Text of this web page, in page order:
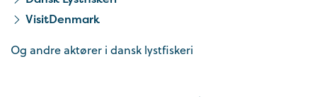
VisitDenmark
Og andre aktører i dansk lystfiskeri